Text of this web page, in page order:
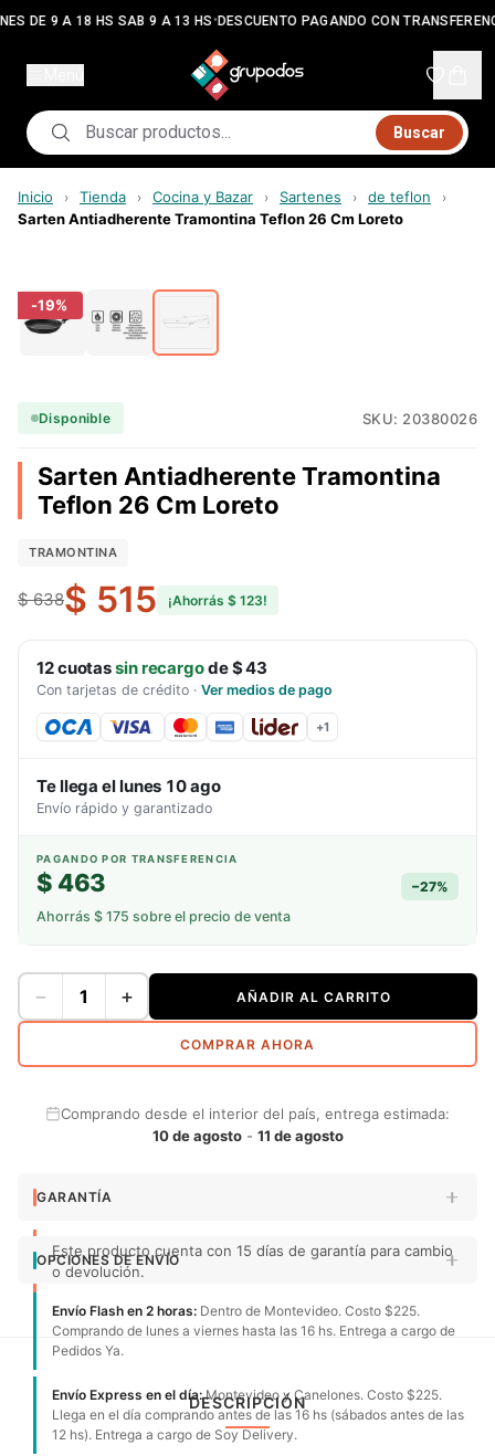
DE 9 A 18 HS SAB 9 A 13 HS• DESCUENTO PAGANDO CON
Buscar
Inicio › Tienda › Cocina y Bazar › Sartenes › de teflon ›
Sarten Antiadherente Tramontina Teflon 26 Cm Loreto
-19%
Disponible SKU: 20380026
Sarten Antiadherente Tramontina
Teflon 26 Cm Loreto
TRAMONTINA
$ 638$ 515 ¡Ahorrás $ 123!
12cuotassin recargode$ 43
Con tarjetas de crédito · Ver medios de pago
+1
Te llega ellunes 10 ago
Envío rápido y garantizado
PAGANDO POR TRANSFERENCIA
$ 463 −27%
Ahorrás $ 175 sobre el precio de venta
− + AÑADIR AL CARRITO
COMPRAR AHORA
Comprando desde el interior del país, entrega estimada:
10 de agosto- 11 de agosto
GARANTÍA
Este producto cuenta con 15 días de garantía para cambio
o devolución.
OPCIONES DE ENVÍO
Envío Flash en 2 horas: Dentro de Montevideo. Costo $225.
Comprando de lunes a viernes hasta las 16 hs. Entrega a cargo de
Pedidos Ya.
Envío Express en el día:Montevideo y Canelones. Costo $225.
Llega en el día comprando antes de las 16 hs (sábados antes de las
12 hs). Entrega a cargo de Soy Delivery.
DESCRIPCIÓN